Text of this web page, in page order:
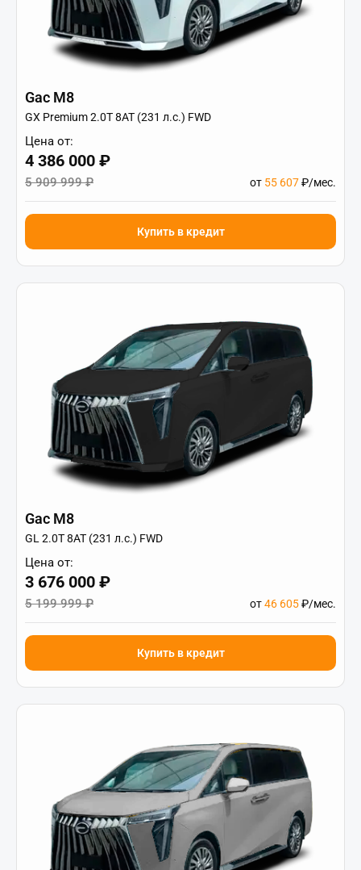
Gac M8
GX Premium 2.0T 8AT (231 л.с.) FWD
Цена от:
4 386 000 ₽
5 909 999 ₽ от 55 607₽/мес.
Купить в кредит
Gac M8
GL 2.0T 8AT (231 л.с.) FWD
Цена от:
3 676 000 ₽
5 199 999 ₽ от46 605₽/мес.
Купить в кредит